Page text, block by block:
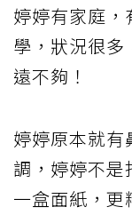
婷婷有家庭
學，狀況很多
遠不夠！
婷婷原本就有
調，婷婷不
一盒面紙，更